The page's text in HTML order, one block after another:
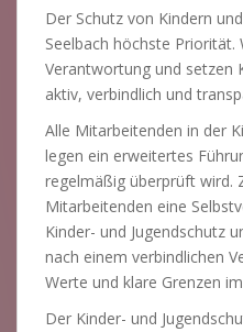
Der Schutz von Kindern
Seelbach höchste Priorität.
Verantwortung und setzen
aktiv, verbindlich und
Alle Mitarbeitenden in der
legen ein erweitertes
regelmäßig überprüft wird.
Mitarbeitenden eine
Kinder- und Jugendschutz
nach einem verbindlichen
Werte und klare Grenzen
Der Kinder- und